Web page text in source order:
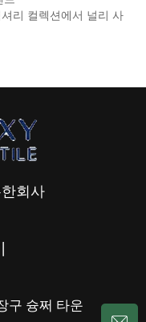
리 컬렉션에서 널리 사
회사
구 슝쩌 타운